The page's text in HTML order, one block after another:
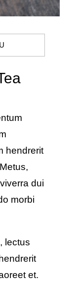
hendrerit
dui
morbi
lectus
et.